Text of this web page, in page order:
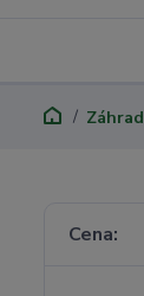
Cena: